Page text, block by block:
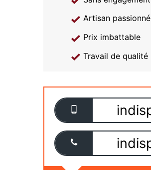
Artisan passionné
Prix imbattable
Travail de qualité